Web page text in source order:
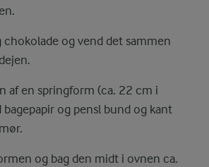
chokolade og vend det sammen
af en springform (ca. 22 cm i
og pensl bund og kant
og bag den midt i ovnen ca.